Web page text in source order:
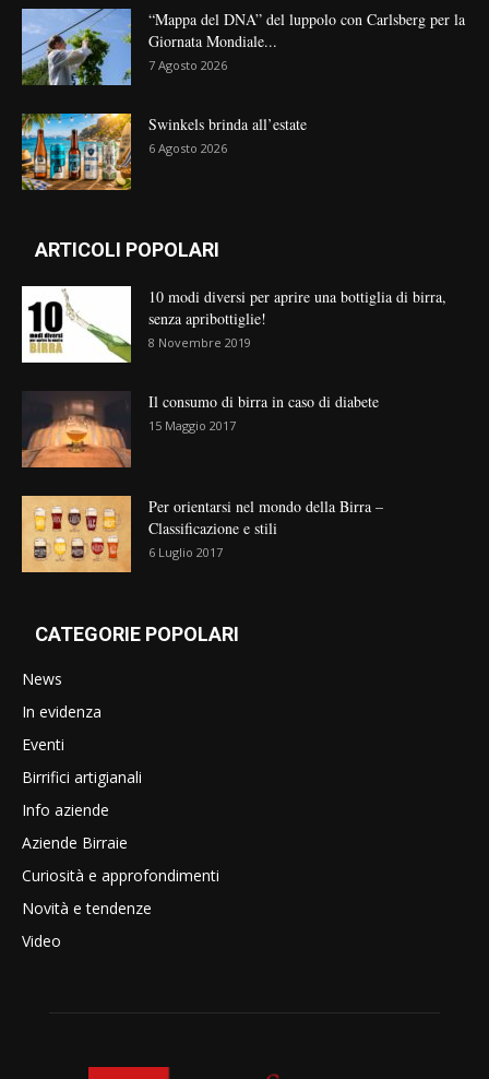
“Mappa del DNA” del luppolo con Carlsberg per la
Giornata Mondiale...
7 Agosto 2026
Swinkels brinda all’estate
6 Agosto 2026
ARTICOLI POPOLARI
10 modi diversi per aprire una bottiglia di birra,
senza apribottiglie!
8 Novembre 2019
Il consumo di birra in caso di diabete
15 Maggio 2017
Per orientarsi nel mondo della Birra –
Classificazione e stili
6 Luglio 2017
CATEGORIE POPOLARI
News
In evidenza
Eventi
Birrifici artigianali
Info aziende
Aziende Birraie
Curiosità e approfondimenti
Novità e tendenze
Video